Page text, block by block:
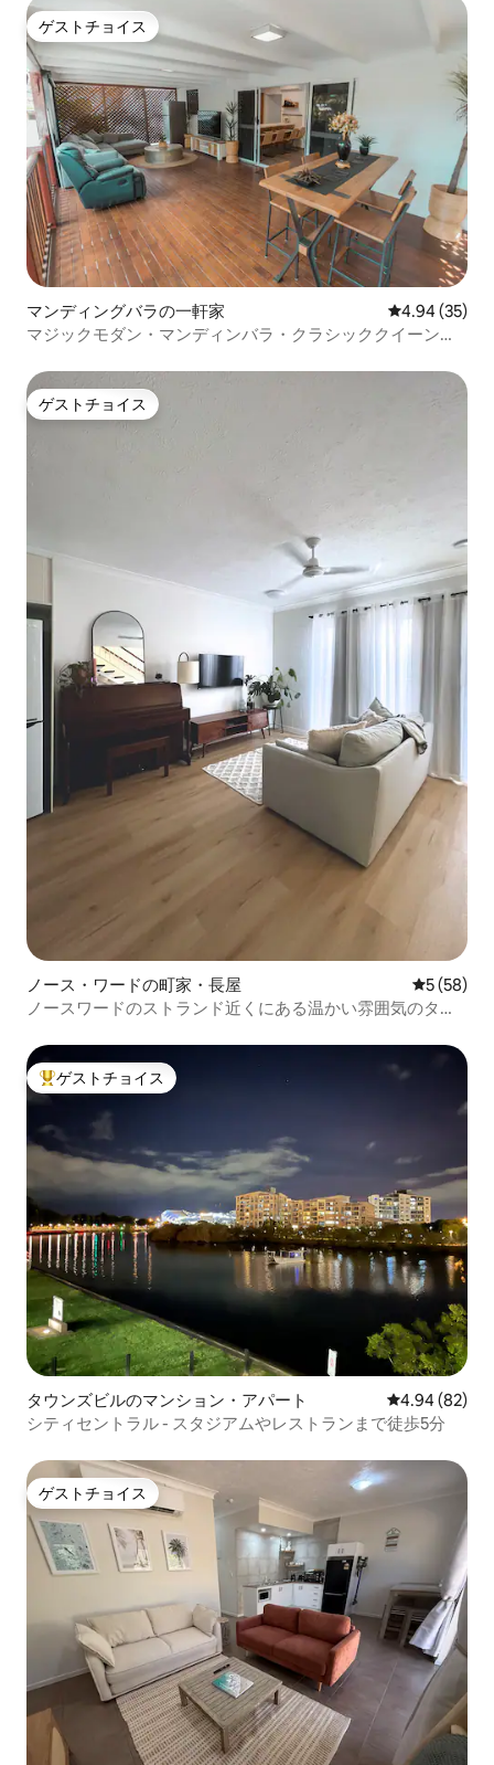
ゲストチョイス
ゲストチョイス
マンディングバラの一軒家 レビュー35
4.94 (35)
マジックモダン・マンディンバラ・クラシッククイーンズ
ゲストチョイス
ゲストチョイス
ノース・ワードの町家・長屋 レビュー
5 (58)
ノースワードのストランド近くにある温かい雰囲気のタウ
大好評のゲストチョイスです。
ゲストチョイス
タウンズビルのマンション・アパート レビュー82
4.94 (82)
シティセントラル - スタジアムやレストランまで徒歩5分
ゲストチョイス
ゲストチョイス